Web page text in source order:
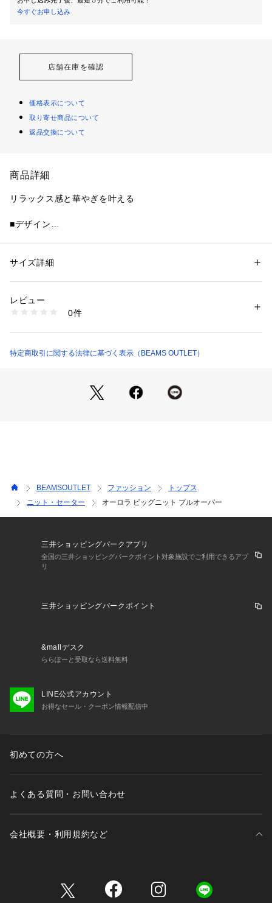
今すぐお申し込み
店舗在庫を確認
価格表示について
取り寄せ商品について
返品交換について
商品詳細
リラックス感と華やぎを叶える
■デザイン
ダーとゆったりとした身幅が、今年らしいリラクシーでこなれ
ダーとしても楽しめる2WAY仕様に仕上げました。
ンツと合わせたメリハリのあるスタイリングがおすすめ。特に
い。）
※光の当たり具合やパソコンなどの閲覧環境によって実際の色
※商品の色味は商品単体で撮影した画像をご参照ください。
性別：レディース
素材：ポリエステル100%
商品番号：
43150351928 （ショップ）
サイズ詳細
レビュー
0件
特定商取引に関する法律に基づく表示（BEAMS OUTLET）
BEAMSOUTLET ファッション
トップス
ニット・セーター
オーロラ ビッグニット プルオーバー
三井ショッピングパークアプリ
全国の三井ショッピングパークポイント対象施設でご利用できるアプ
リ
三井ショッピングパークポイント
&mallデスク
ららぽーと受取なら送料無料
LINE公式アカウント
お得なセール・クーポン情報配信中
初めての方へ
よくある質問・お問い合わせ
会社概要・利用規約など